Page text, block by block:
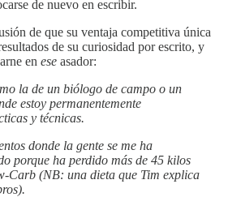
de nuevo en escribir.
de que su ventaja competitiva única
de su curiosidad por escrito, y
en ese asador:
la de un biólogo de campo o un
estoy permanentemente
y técnicas.
donde la gente se me ha
porque ha perdido más de 45 kilos
Carb (NB: una dieta que Tim explica